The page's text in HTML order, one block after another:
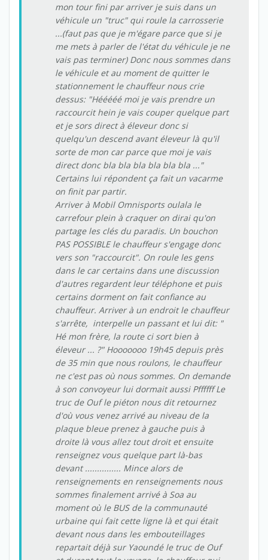
mon tour fini par arriver je suis dans un
véhicule un "truc" qui roule la carrosserie
...(faut pas que je m'égare parce que si je
me mets à parler de l'état du véhicule je ne
vais pas terminer) Donc nous sommes dans
le véhicule et au moment de quitter le
stationnement le chauffeur nous crie
dessus: "Hééééé moi je vais prendre un
raccourcit hein je vais couper quelque part
et je sors direct à éleveur donc si
quelqu'un descend avant éleveur là qu'il
sorte de mon car parce que moi je vais
direct donc bla bla bla bla bla bla ..."
Certains lui répondent ça fait un vacarme
on finit par partir.
Arriver à Mobil Omnisports oulala le
carrefour plein à craquer on dirai qu'on
partage les clés du paradis. Un bouchon
PAS POSSIBLE le chauffeur s'engage donc
vers son "raccourcit". On roule les gens
dans le car certains dans une discussion
d'autres regardent leur téléphone et puis
certains dorment on fait confiance au
chauffeur. Arriver à un endroit le chauffeur
s'arrête, interpelle un passant et lui dit: "
Hé mon frère, la route ci sort bien à
éleveur ... ?" Hooooooo 19h45 depuis près
de 35 min que nous roulons, le chauffeur
ne c'est pas où nous sommes. On demande
à son convoyeur lui dormait aussi Pffffff Le
truc de Ouf le piéton nous dit retournez
d'où vous venez arrivé au niveau de la
plaque bleue prenez à gauche puis à
droite là vous allez tout droit et ensuite
renseignez vous quelque part là-bas
devant ............... Mince alors de
renseignements en renseignements nous
sommes finalement arrivé à Soa au
moment où le BUS de la communauté
urbaine qui fait cette ligne là et qui était
devant nous dans les embouteillages
repartait déjà sur Yaoundé le truc de Ouf